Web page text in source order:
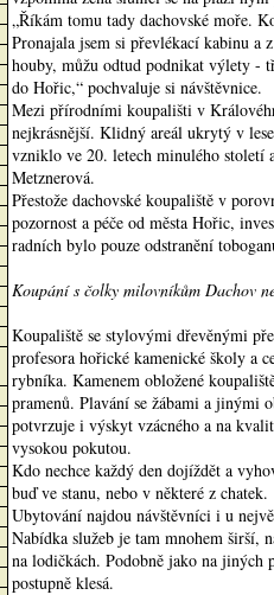
„Říkám tomu tady dachovské moře.
Pronajala jsem si převlékací kabinu a
houby, můžu odtud podnikat výlety -
do Hořic,“ pochvaluje si návštěvnice.
Mezi přírodními koupališti v
nejkrásnější. Klidný areál ukrytý v
vzniklo ve 20. letech minulého století
Metznerová.
Přestože dachovské koupaliště v
pozornost a péče od města Hořic,
radních bylo pouze odstranění
Koupání s čolky milovníkům Dachov
Koupaliště se stylovými dřevěnými
profesora hořické kamenické školy a
rybníka. Kamenem obložené
pramenů. Plavání se žábami a jinými
potvrzuje i výskyt vzácného a na
vysokou pokutou.
Kdo nechce každý den dojíždět a
buď ve stanu, nebo v některé z chatek.
Ubytování najdou návštěvníci i u
Nabídka služeb je tam mnohem
na lodičkách. Podobně jako na
postupně klesá.